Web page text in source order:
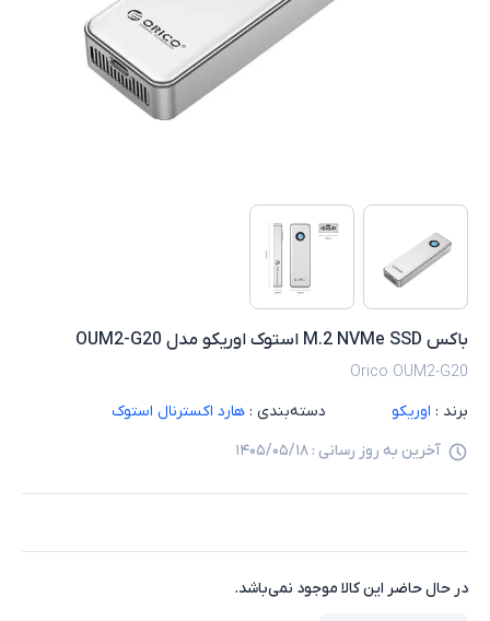
باکس M.2 NVMe SSD استوک اوریکو مدل OUM2-G20
Orico OUM2-G20
برند : اوریکو دسته‌بندی : هارد اکسترنال استوک
آخرین به روز رسانی : ۱۴۰۵/۰۵/۱۸
در حال حاضر این کالا موجود نمی‌باشد.